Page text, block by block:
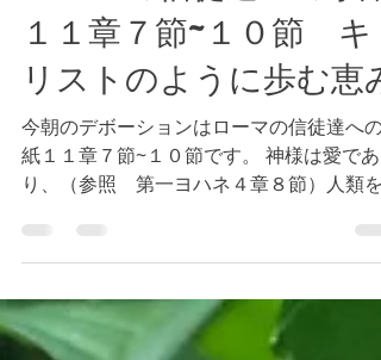
Tokyo Bay Bible Fellowship
2021年4月25日
読了時間: 2分
ローマの信徒達への手紙
１１章７節~１０節 キ
リストのように歩む恵み
今朝のデボーションはローマの信徒達への
紙１１章７節~１０節です。 神様は愛であ
されていますが、同時に、誰が信徒となる
を予め、御存知です。この故に、イスラエ